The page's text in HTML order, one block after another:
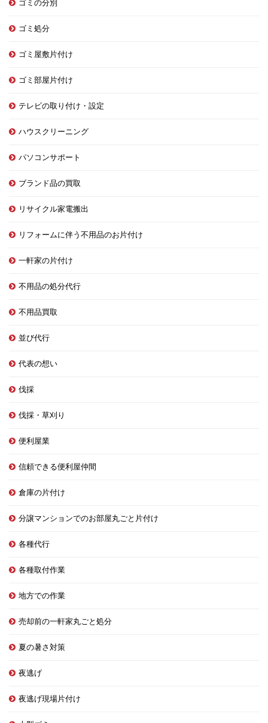
ゴミの分別
ゴミ処分
ゴミ屋敷片付け
ゴミ部屋片付け
テレビの取り付け・設定
ハウスクリーニング
パソコンサポート
ブランド品の買取
リサイクル家電搬出
リフォームに伴う不用品のお片付け
一軒家の片付け
不用品の処分代行
不用品買取
並び代行
代表の想い
伐採
伐採・草刈り
便利屋業
信頼できる便利屋仲間
倉庫の片付け
分譲マンションでのお部屋丸ごと片付け
各種代行
各種取付作業
地方での作業
売却前の一軒家丸ごと処分
夏の暑さ対策
夜逃げ
夜逃げ現場片付け